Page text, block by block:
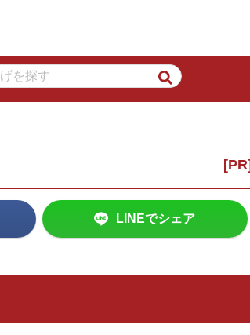
LINEでシェア